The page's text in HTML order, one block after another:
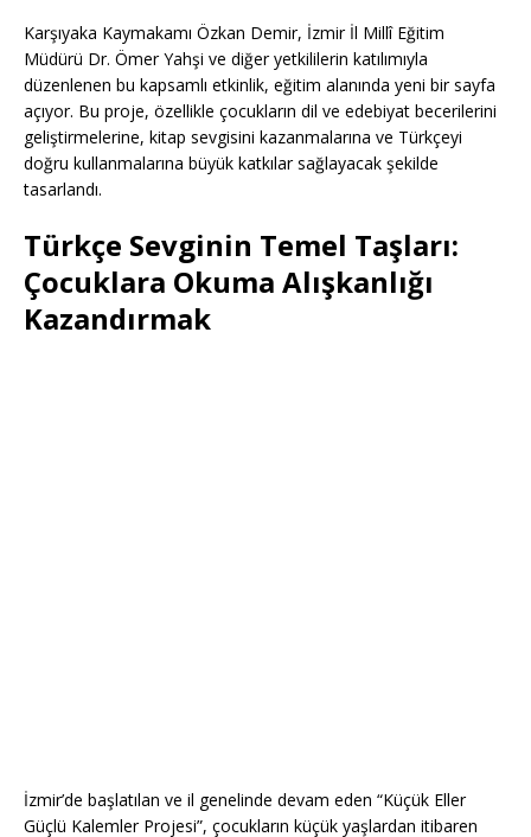
Karşıyaka Kaymakamı Özkan Demir, İzmir İl Millî Eğitim
Müdürü Dr. Ömer Yahşi ve diğer yetkililerin katılımıyla
düzenlenen bu kapsamlı etkinlik, eğitim alanında yeni bir sayfa
açıyor. Bu proje, özellikle çocukların dil ve edebiyat becerilerini
geliştirmelerine, kitap sevgisini kazanmalarına ve Türkçeyi
doğru kullanmalarına büyük katkılar sağlayacak şekilde
tasarlandı.
Türkçe Sevginin Temel Taşları:
Çocuklara Okuma Alışkanlığı
Kazandırmak
İzmir’de başlatılan ve il genelinde devam eden “Küçük Eller
Güçlü Kalemler Projesi”, çocukların küçük yaşlardan itibaren